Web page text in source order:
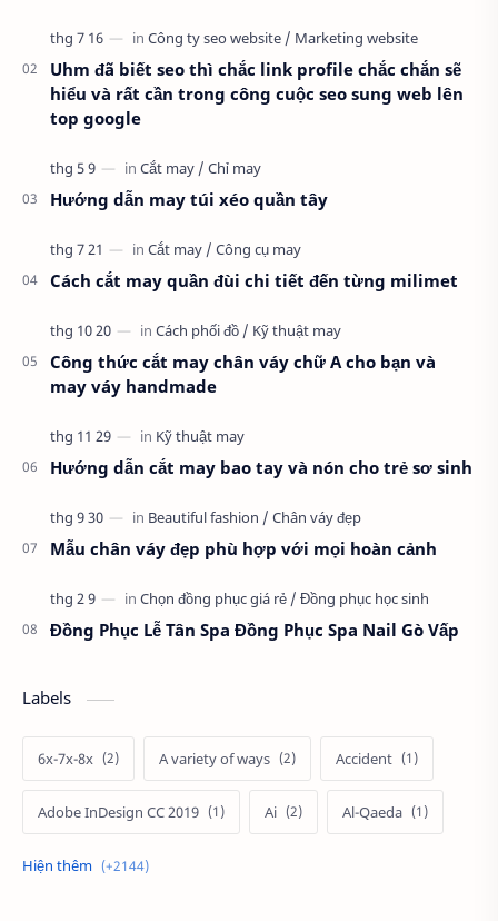
thuật mới vào nghề, clip thực hành t…
Uhm đã biết seo thì chắc link profile chắc chắn sẽ
hiểu và rất cần trong công cuộc seo sung web lên
top google
Hướng dẫn may túi xéo quần tây
Cách cắt may quần đùi chi tiết đến từng milimet
Công thức cắt may chân váy chữ A cho bạn và
may váy handmade
Hướng dẫn cắt may bao tay và nón cho trẻ sơ sinh
Mẫu chân váy đẹp phù hợp với mọi hoàn cảnh
Đồng Phục Lễ Tân Spa Đồng Phục Spa Nail Gò Vấp
Labels
6x-7x-8x A variety of ways Accident
Adobe InDesign CC 2019 Ai Al-Qaeda
Alien Alternative